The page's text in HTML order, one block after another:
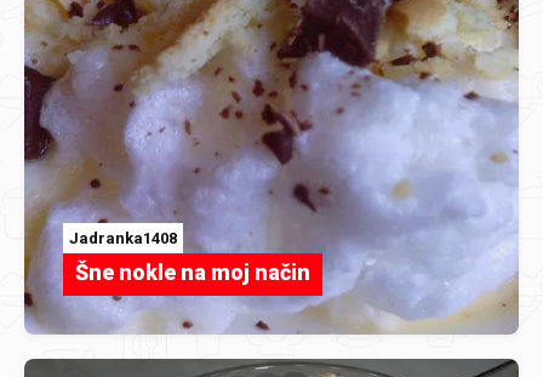
Jadranka1408
Šne nokle na moj način